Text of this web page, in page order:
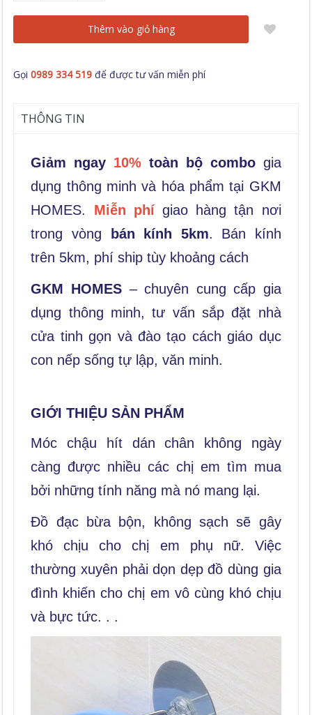
Thêm vào giỏ hàng
Gọi0989 334 519 để được tư vấn miễn phí
THÔNG TIN
Giảm ngay 10% toàn bộ combogia
dụng thông minh và hóa phẩm tại GKM
HOMES. Miễn phígiao hàng tận nơi
trong vòng
bán kính 5km. Bán kính
trên 5km, phí ship tùy khoảng cách
GKM HOMES – chuyên cung cấp gia
dụng thông minh, tư vấn sắp đặt nhà
cửa tinh gọn và đào tạo cách giáo dục
con nếp sống tự lập, văn minh.
GIỚI THIỆU SẢN PHẨM
Móc chậu hít dán chân không ngày
càng được nhiều các chị em tìm mua
bởi những tính năng mà nó mang lại.
Đồ đạc bừa bộn, không sạch sẽ gây
khó chịu cho chị em phụ nữ. Việc
thường xuyên phải dọn dẹp đồ dùng gia
đình khiến cho chị em vô cùng khó chịu
và bực tức. . .